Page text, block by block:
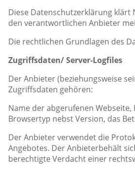
Diese Datenschutzerklärung
den verantwortlichen Anbieter
Die rechtlichen Grundlagen des
Zugriffsdaten/ Server-Logfiles
Der Anbieter (beziehungsweise
Zugriffsdaten gehören:
Name der abgerufenen
Browsertyp nebst Version, das
Der Anbieter verwendet die
Angebotes. Der Anbieterbehält
berechtigte Verdacht einer